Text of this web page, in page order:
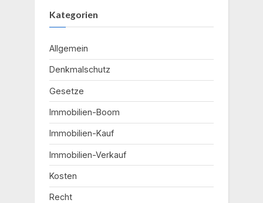
Kategorien
Allgemein
Denkmalschutz
Gesetze
Immobilien-Boom
Immobilien-Kauf
Immobilien-Verkauf
Kosten
Recht